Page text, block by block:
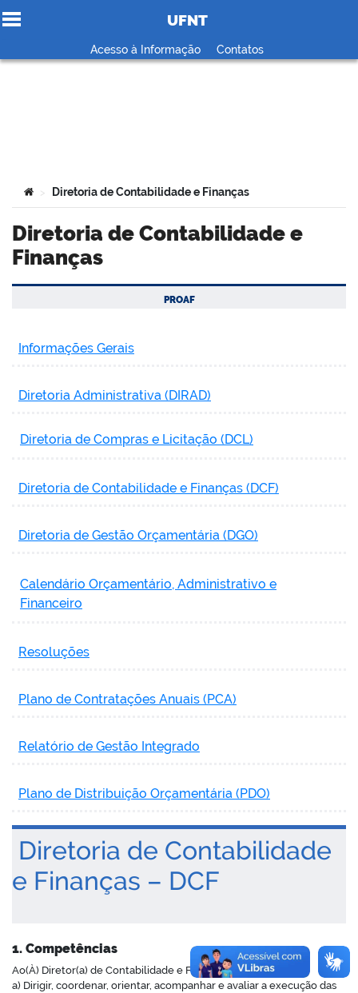
Ir para o conteúdo
UFNT
Acesso à Informação Contatos
Você está aqui:
> Diretoria de Contabilidade e Finanças
Diretoria de Contabilidade e
Finanças
PROAF
Informações Gerais
Diretoria Administrativa (DIRAD)
Diretoria de Compras e Licitação (DCL)
Diretoria de Contabilidade e Finanças (DCF)
Diretoria de Gestão Orçamentária (DGO)
Calendário Orçamentário, Administrativo e
Financeiro
Resoluções
Plano de Contratações Anuais (PCA)
Relatório de Gestão Integrado
Plano de Distribuição Orçamentária (PDO)
Diretoria de Contabilidade
e Finanças – DCF
1. Competências
Ao(À) Diretor(a) de Contabilidade e Finanças compete:
a) Dirigir, coordenar, orientar, acompanhar e avaliar a execução das